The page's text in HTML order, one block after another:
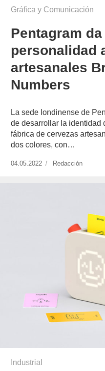
Gráfica y Comunicación
Pentagram
personalidad
artesanales
Numbers
La sede londinense de
de desarrollar la identidad
fábrica de cervezas
dos colores, con…
Publicado
04.05.2022 https://
Redacción
Industrial